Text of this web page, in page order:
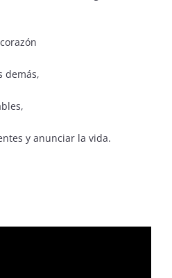
demás,
y anunciar la vida.